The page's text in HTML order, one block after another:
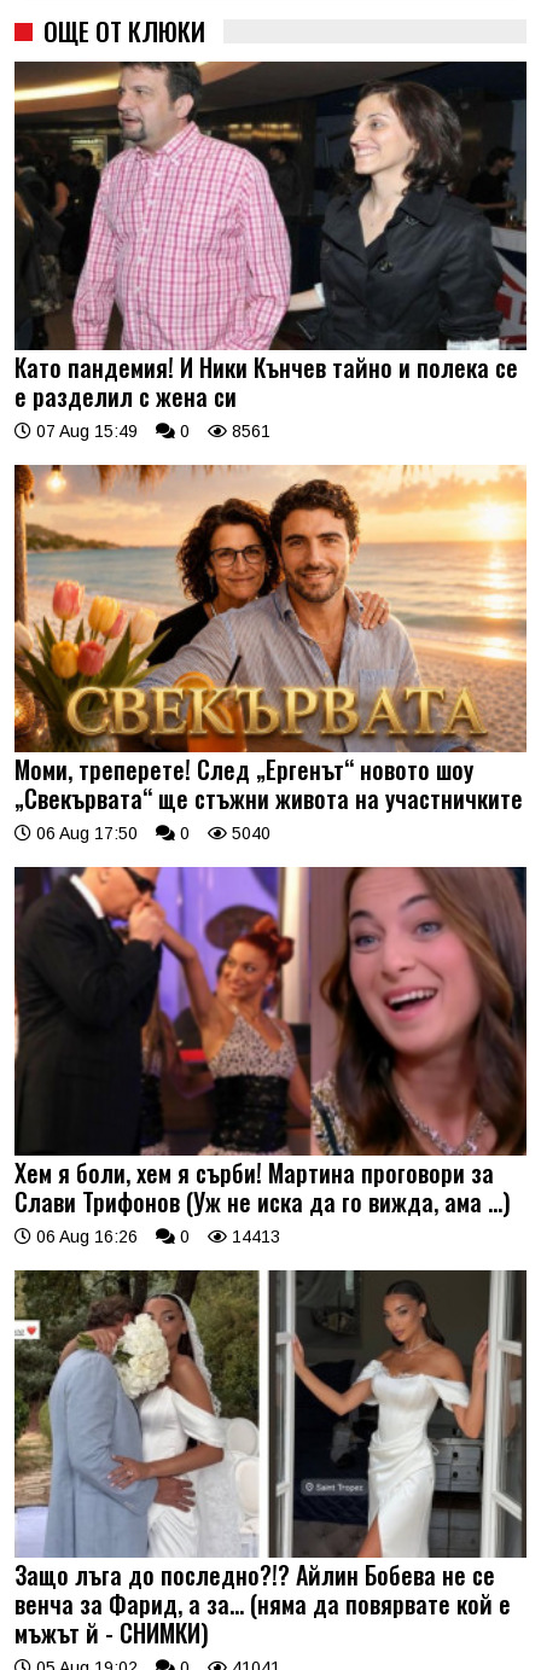
ОЩЕ ОТ КЛЮКИ
Като пандемия! И Ники Кънчев тайно и полека се
е разделил с жена си
07 Aug 15:49 0 8561
Моми, треперете! След „Ергенът“ новото шоу
„Свекървата“ ще стъжни живота на участничките
06 Aug 17:50 0 5040
Хем я боли, хем я сърби! Мартина проговори за
Слави Трифонов (Уж не иска да го вижда, ама …)
06 Aug 16:26 0 14413
Защо лъга до последно?!? Айлин Бобева не се
венча за Фарид, а за... (няма да повярвате кой е
мъжът й - СНИМКИ)